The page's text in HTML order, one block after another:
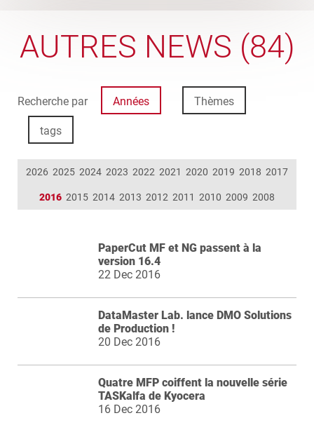
AUTRES NEWS (84)
Recherche par Années Thèmes
tags
2026 2025 2024 2023 2022 2021 2020 2019 2018 2017
2016 2015 2014 2013 2012 2011 2010 2009 2008
PaperCut MF et NG passent à la
version 16.4
22 Dec 2016
DataMaster Lab. lance DMO Solutions
de Production !
20 Dec 2016
Quatre MFP coiffent la nouvelle série
TASKalfa de Kyocera
16 Dec 2016